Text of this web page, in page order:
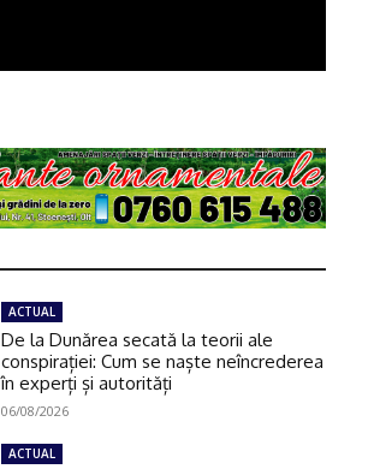
ACTUAL
De la Dunărea secată la teorii ale
conspirației: Cum se naște neîncrederea
în experți și autorități
06/08/2026
ACTUAL